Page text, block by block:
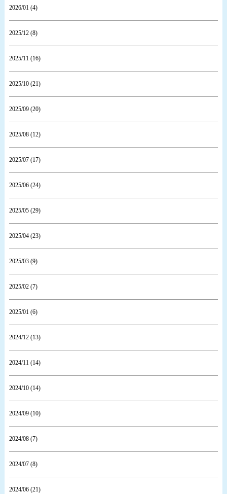
2026/01 (4)
2025/12 (8)
2025/11 (16)
2025/10 (21)
2025/09 (20)
2025/08 (12)
2025/07 (17)
2025/06 (24)
2025/05 (29)
2025/04 (23)
2025/03 (9)
2025/02 (7)
2025/01 (6)
2024/12 (13)
2024/11 (14)
2024/10 (14)
2024/09 (10)
2024/08 (7)
2024/07 (8)
2024/06 (21)